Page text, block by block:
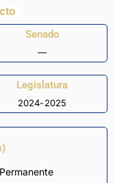
Senado
—
Legislatura
2024-2025